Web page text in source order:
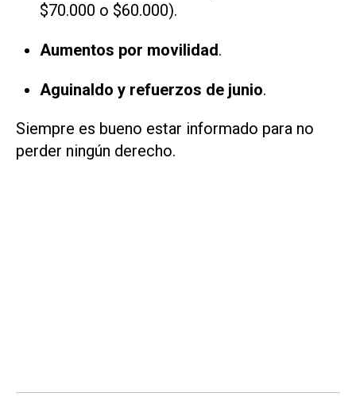
$70.000 o $60.000).
Aumentos por movilidad.
Aguinaldo y refuerzos de junio.
Siempre es bueno estar informado para no
perder ningún derecho.